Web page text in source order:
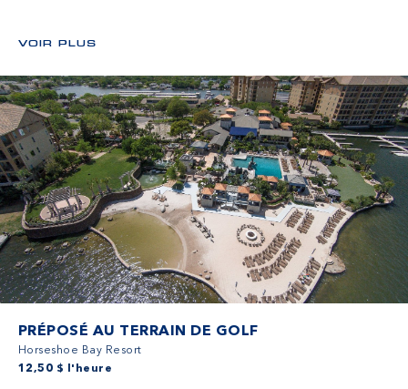
VOIR PLUS
PRÉPOSÉ AU TERRAIN DE GOLF
Horseshoe Bay Resort
12,50 $ l'heure